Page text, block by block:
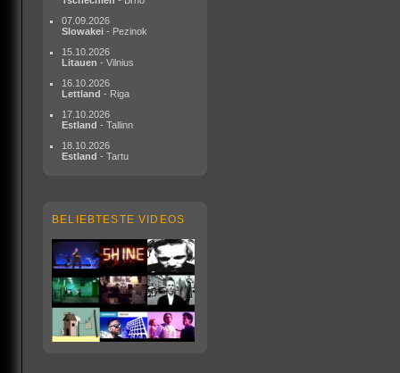
07.09.2026
Slowakei - Pezinok
15.10.2026
Litauen - Vilnius
16.10.2026
Lettland - Riga
17.10.2026
Estland - Tallinn
18.10.2026
Estland - Tartu
BELIEBTESTE VIDEOS